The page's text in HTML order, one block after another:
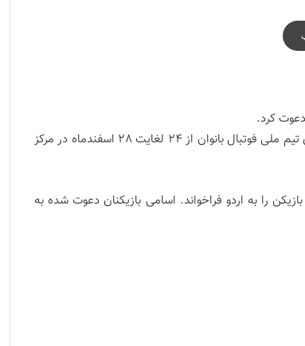
و به نقل از فدراسیون فوتبال، اردوی آماده سازی تیم ملی فوتبال بانوان از 24 لغایت 28 اسفندماه در مرکز
به همین منظور مریم آزمون، سرمربی تیم ملی فوتبال بانوان 31 بازیکن را به اردو فراخواند. اسامی بازیکنان دعوت شده به